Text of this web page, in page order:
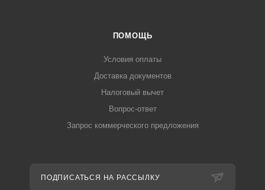
ПОМОЩЬ
Условия оплаты
Доставка документов
Налоговый вычет
Вопрос-ответ
Запрос коммерческого предложения
ПОДПИСАТЬСЯ НА РАССЫЛКУ